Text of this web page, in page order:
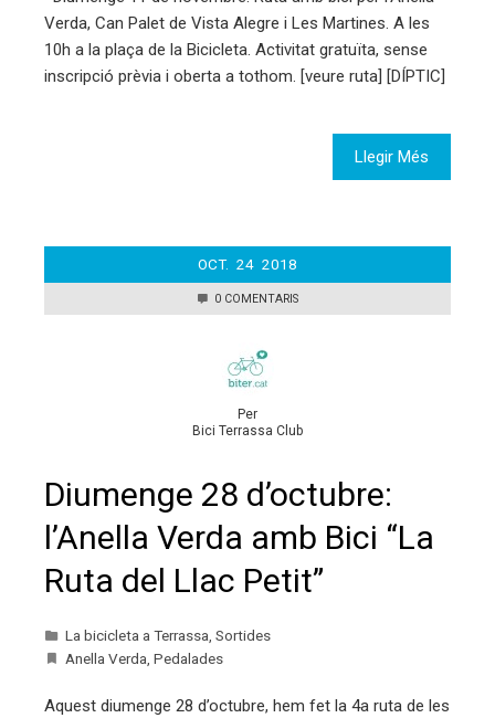
Verda, Can Palet de Vista Alegre i Les Martines. A les
10h a la plaça de la Bicicleta. Activitat gratuïta, sense
inscripció prèvia i oberta a tothom. [veure ruta] [DÍPTIC]
Llegir Més
OCT. 24 2018
0 COMENTARIS
Per
Bici Terrassa Club
Diumenge 28 d’octubre:
l’Anella Verda amb Bici “La
Ruta del Llac Petit”
La bicicleta a Terrassa, Sortides
Anella Verda, Pedalades
Aquest diumenge 28 d’octubre, hem fet la 4a ruta de les